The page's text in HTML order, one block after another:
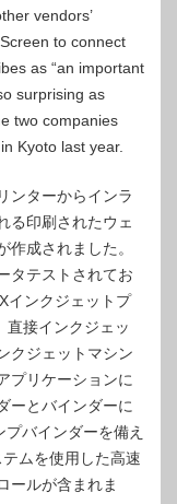
vendors’
to connect
as “an important
surprising as
two companies
Kyoto last year.
ンターからインラ
る印刷されたウェ
成されました。
タテストされてお
インクジェットプ
直接インクジェッ
クジェットマシン
プリケーションに
ーとバインダーに
バインダーを備え
ムを使用した高速
ールが含まれま